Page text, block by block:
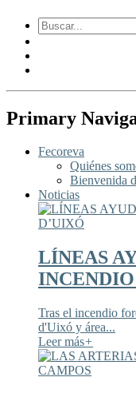
Primary
Fecoreva
Quiénes
Bienvenida
Noticias
LÍNEAS
Tras el incendio
d'Uixó y área...
Leer más+